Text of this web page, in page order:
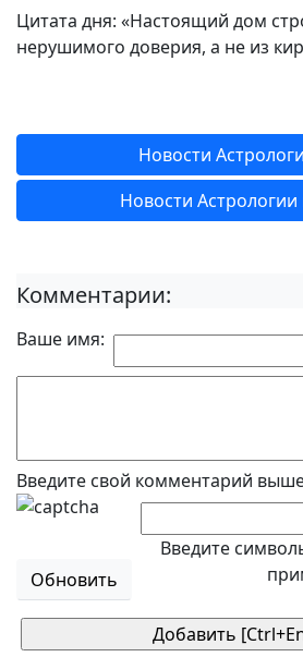
Цитата дня: «Настоящий дом
нерушимого доверия, а не из
Новости
Новости Астрологии
Комментарии:
Ваше имя:
Введите свой комментарий
Обновить
Введите